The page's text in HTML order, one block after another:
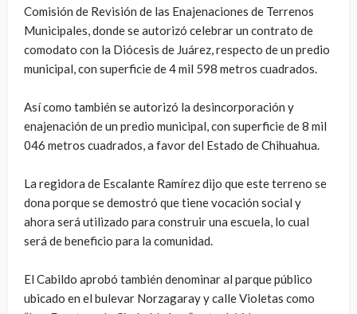
Comisión de Revisión de las Enajenaciones de Terrenos
Municipales, donde se autorizó celebrar un contrato de
comodato con la Diócesis de Juárez, respecto de un predio
municipal, con superficie de 4 mil 598 metros cuadrados.
Así como también se autorizó la desincorporación y
enajenación de un predio municipal, con superficie de 8 mil
046 metros cuadrados, a favor del Estado de Chihuahua.
La regidora de Escalante Ramírez dijo que este terreno se
dona porque se demostró que tiene vocación social y
ahora será utilizado para construir una escuela, lo cual
será de beneficio para la comunidad.
El Cabildo aprobó también denominar al parque público
ubicado en el bulevar Norzagaray y calle Violetas como